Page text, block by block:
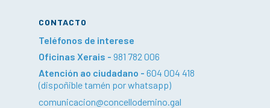
CONTACTO
Teléfonos de interese
Oficinas Xerais - 981 782 006
Atención ao ciudadano - 604 004 418
(dispoñible tamén por whatsapp)
comunicacion@concellodemino.gal